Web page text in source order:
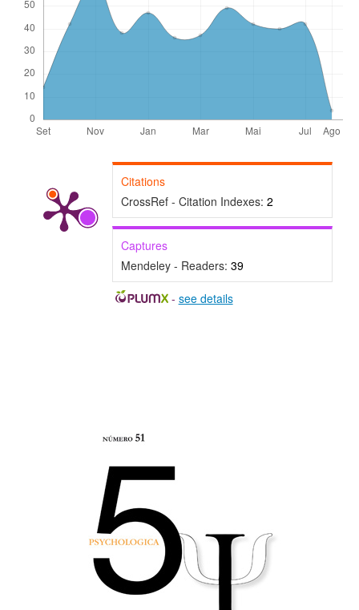
Citations
CrossRef - Citation Indexes: 2
Captures
Mendeley - Readers: 39
- see details